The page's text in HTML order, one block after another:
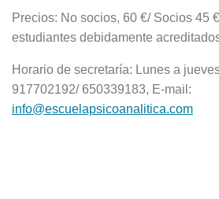
Precios: No socios, 60 €/ Socios 45
estudiantes debidamente
Horario de secretaría: Lunes a
917702192/ 650339183, E-mail:
info@escuelapsicoanalitica.com